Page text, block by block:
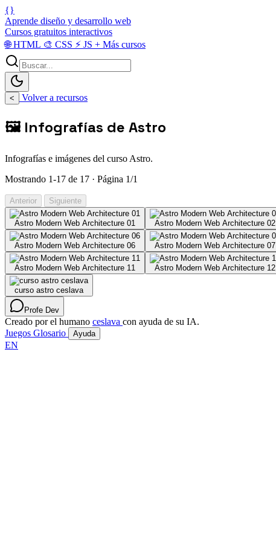
{}
Aprende diseño y desarrollo web
Cursos gratuitos interactivos
🌐HTML 🎨 CSS ⚡ JS + Más cursos
< Volver a recursos
🖼️ Infografías de Astro
Infografías e imágenes del curso Astro.
Mostrando 1-17 de 17 · Página 1/1
Anterior Siguiente
Astro Modern Web Architecture 01 Astro Modern Web Architecture 02
Astro Modern Web Architecture 06 Astro Modern Web Architecture 07
Astro Modern Web Architecture 11 Astro Modern Web Architecture 12
curso astro ceslava
Profe Dev
Creado por el humano ceslava con ayuda de su IA.
Juegos Glosario Ayuda
EN